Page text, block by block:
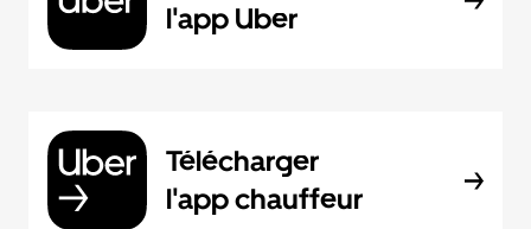
l'app Uber
Télécharger
l'app chauffeur